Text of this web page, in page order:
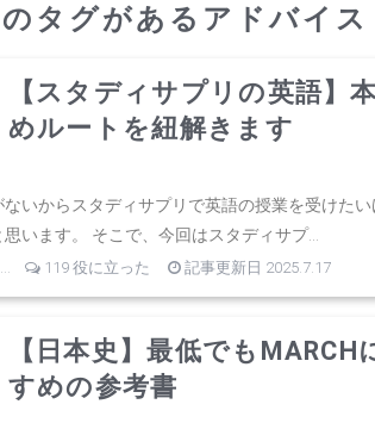
のタグがあるアドバイス
【スタディサプリの英語】
めルートを紐解きます
ないからスタディサプリで英語の授業を受けた
います。 そこで、今回はスタディサプ...
... 119 役に立った 記事更新日 2025.7.17
【日本史】最低でも
すめの参考書